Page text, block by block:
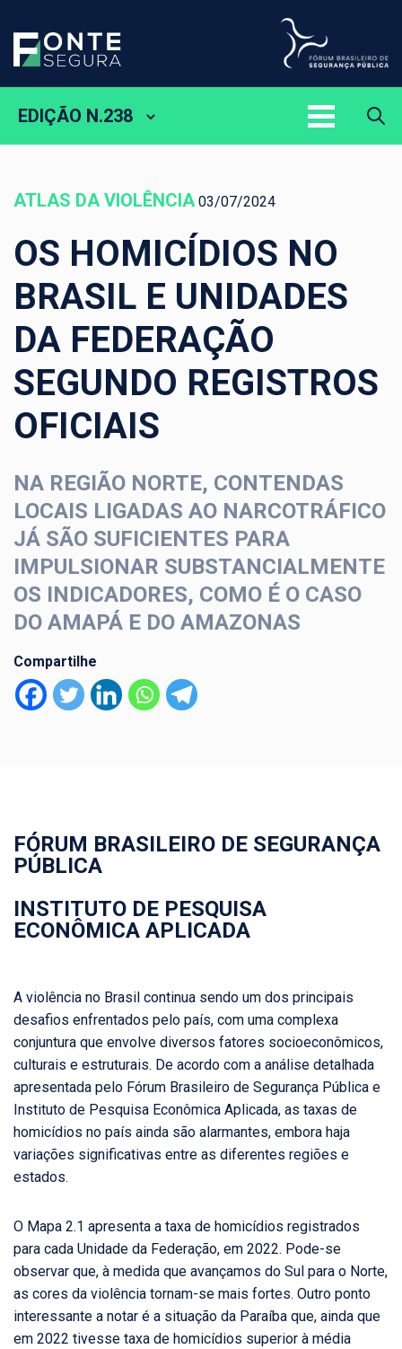
EDIÇÃO N.238
ATLAS DA VIOLÊNCIA 03/07/2024
OS HOMICÍDIOS NO
BRASIL E UNIDADES
DA FEDERAÇÃO
SEGUNDO REGISTROS
OFICIAIS
NA REGIÃO NORTE, CONTENDAS
LOCAIS LIGADAS AO NARCOTRÁFICO
JÁ SÃO SUFICIENTES PARA
IMPULSIONAR SUBSTANCIALMENTE
OS INDICADORES, COMO É O CASO
DO AMAPÁ E DO AMAZONAS
Compartilhe
FÓRUM BRASILEIRO DE SEGURANÇA
PÚBLICA
INSTITUTO DE PESQUISA
ECONÔMICA APLICADA
A violência no Brasil continua sendo um dos principais
desafios enfrentados pelo país, com uma complexa
conjuntura que envolve diversos fatores socioeconômicos,
culturais e estruturais. De acordo com a análise detalhada
apresentada pelo Fórum Brasileiro de Segurança Pública e
Instituto de Pesquisa Econômica Aplicada, as taxas de
homicídios no país ainda são alarmantes, embora haja
variações significativas entre as diferentes regiões e
estados.
O Mapa 2.1 apresenta a taxa de homicídios registrados
para cada Unidade da Federação, em 2022. Pode-se
observar que, à medida que avançamos do Sul para o Norte,
as cores da violência tornam-se mais fortes. Outro ponto
interessante a notar é a situação da Paraíba que, ainda que
em 2022 tivesse taxa de homicídios superior à média